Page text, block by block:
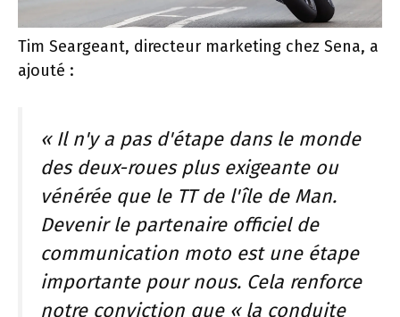
Tim Seargeant, directeur marketing chez Sena, a
ajouté :
« Il n'y a pas d'étape dans le monde
des deux-roues plus exigeante ou
vénérée que le TT de l'île de Man.
Devenir le partenaire officiel de
communication moto est une étape
importante pour nous. Cela renforce
notre conviction que « la conduite